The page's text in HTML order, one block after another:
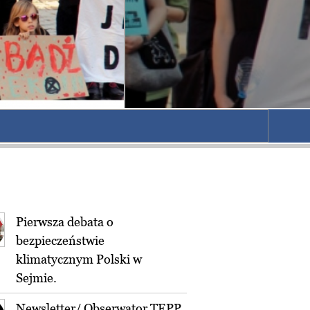
Pierwsza debata o
bezpieczeństwie
klimatycznym Polski w
Sejmie.